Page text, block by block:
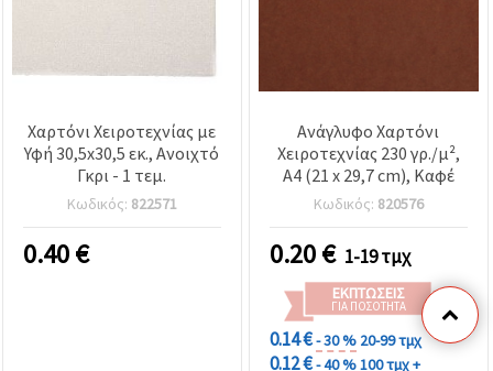
Χαρτόνι Χειροτεχνίας με
Υφή 30,5x30,5 εκ., Ανοιχτό
Γκρι - 1 τεμ.
Κωδικός: 822571
0.40€
Ανάγλυφο Χαρτόνι
Χειροτεχνίας 230 γρ./μ²,
A4 (21 x 29,7 cm), Καφέ
Κωδικός: 820576
0.20€ 1-19 τμχ
ΕΚΠΤΏΣΕΙΣ
ΓΙΑ ΠΟΣΌΤΗΤΑ
0.14 €- 30 % 20-99 τμχ
0.12 €- 40 %100 τμχ +